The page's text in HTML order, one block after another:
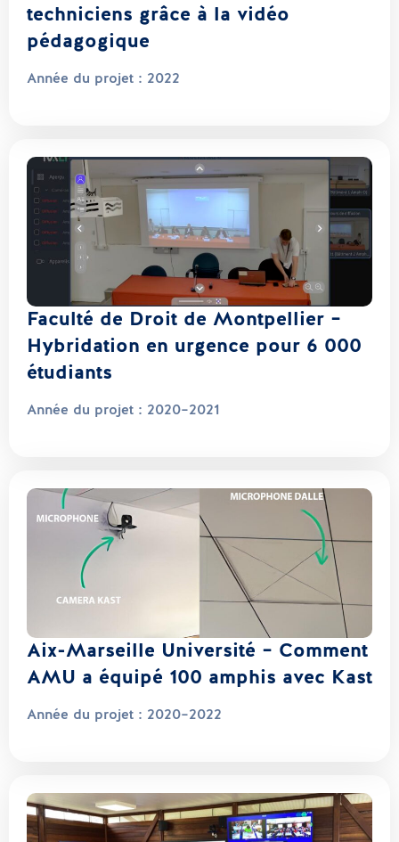
techniciens grâce à la vidéo
pédagogique
Année du projet : 2022
Faculté de Droit de Montpellier –
Hybridation en urgence pour 6 000
étudiants
Année du projet : 2020–2021
Aix-Marseille Université – Comment
AMU a équipé 100 amphis avec Kast
Année du projet : 2020–2022